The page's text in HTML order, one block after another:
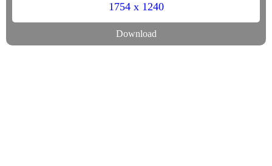
1754 x 1240
Download